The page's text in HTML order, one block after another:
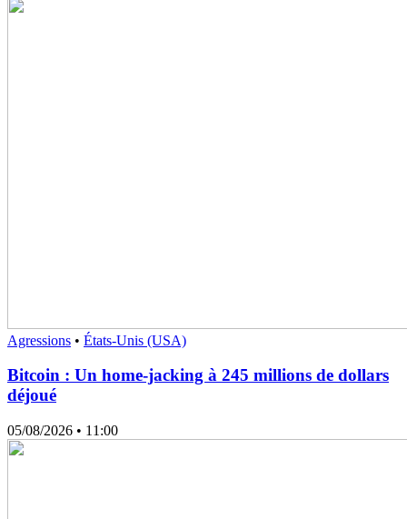
Agressions • États-Unis (USA)
Bitcoin : Un home-jacking à 245 millions de dollars
déjoué
05/08/2026 • 11:00